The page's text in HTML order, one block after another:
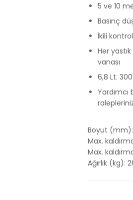
5 ve 10
Basınç
İkili
Her
vanası
6,8 Lt.
Yardımcı
Boyut (mm):
Max.
Max.
Ağırlık (kg):